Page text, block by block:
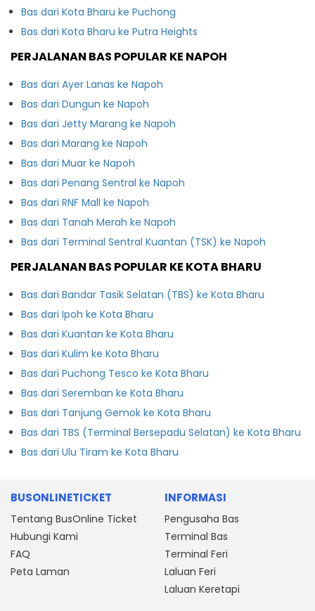
Bas dari Kota Bharu ke Puchong
Bas dari Kota Bharu ke Putra Heights
PERJALANAN BAS POPULAR KE NAPOH
Bas dari Ayer Lanas ke Napoh
Bas dari Dungun ke Napoh
Bas dari Jetty Marang ke Napoh
Bas dari Marang ke Napoh
Bas dari Muar ke Napoh
Bas dari Penang Sentral ke Napoh
Bas dari RNF Mall ke Napoh
Bas dari Tanah Merah ke Napoh
Bas dari Terminal Sentral Kuantan (TSK) ke Napoh
PERJALANAN BAS POPULAR KE KOTA BHARU
Bas dari Bandar Tasik Selatan (TBS) ke Kota Bharu
Bas dari Ipoh ke Kota Bharu
Bas dari Kuantan ke Kota Bharu
Bas dari Kulim ke Kota Bharu
Bas dari Puchong Tesco ke Kota Bharu
Bas dari Seremban ke Kota Bharu
Bas dari Tanjung Gemok ke Kota Bharu
Bas dari TBS (Terminal Bersepadu Selatan) ke Kota Bharu
Bas dari Ulu Tiram ke Kota Bharu
BUSONLINETICKET
Tentang BusOnline Ticket
Hubungi Kami
FAQ
Peta Laman
INFORMASI
Pengusaha Bas
Terminal Bas
Terminal Feri
Laluan Feri
Laluan Keretapi